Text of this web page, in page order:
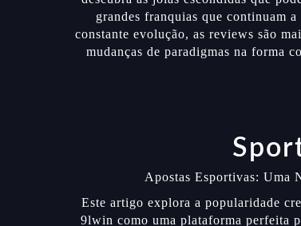
grandes franquias que continuam
constante evolução, as reviews são
mudanças de paradigmas na forma
Apostas Esportivas: Uma
Este artigo explora a popularidade
9lwin como uma plataforma perfeita